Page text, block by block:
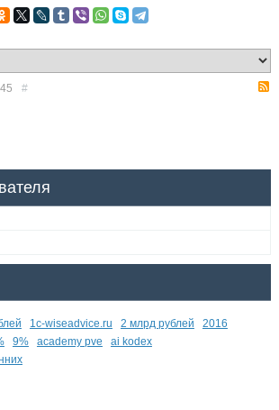
#
1c-wiseadvice.ru 2 млрд рублей
2016
9% academy pve
ai kodex